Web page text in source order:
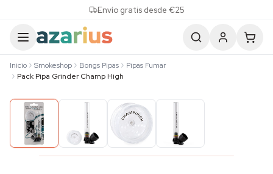
Envío gratis desde €25
Inicio Smokeshop Bongs Pipas
Pipas Fumar
Pack Pipa Grinder Champ High